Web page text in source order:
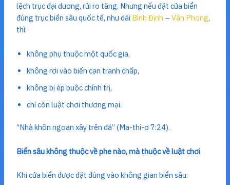
lệch trục đại dương, rủi ro tăng. Nhưng nếu đặt cửa biển
đúng trục biển sâu quốc tế, như dải Bình Định – Vân Phong,
thì:
không phụ thuộc một quốc gia,
không rơi vào biển cạn tranh chấp,
không bị ép buộc chính trị,
chỉ còn luật chơi thương mại.
“Nhà khôn ngoan xây trên đá” (Ma-thi-ơ 7:24).
Biển sâu không thuộc về phe nào, mà thuộc về luật chơi
Khi cửa biển được đặt đúng vào không gian biển sâu: